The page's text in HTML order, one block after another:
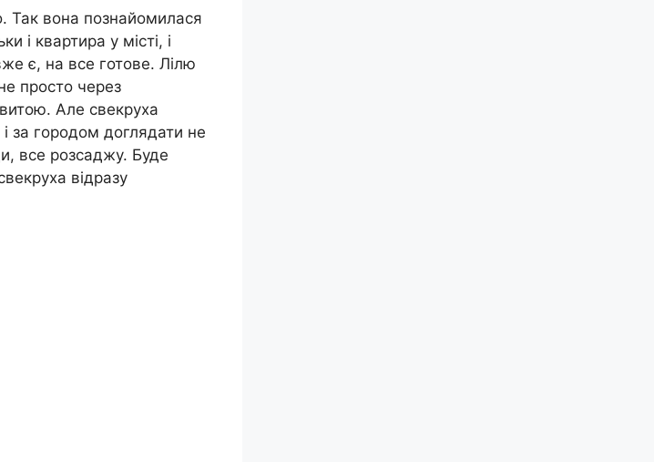
Так вона познайомилася
і квартира у місті, і
є, на все готове. Лілю
просто через
Але свекруха
за городом доглядати не
все розсаджу. Буде
відразу